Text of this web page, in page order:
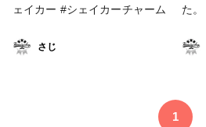
ェイカー #シェイカーチャーム
さじ
1